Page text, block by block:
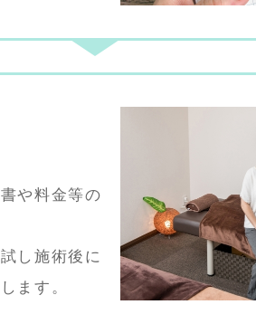
や料金等の
し施術後に
ます。